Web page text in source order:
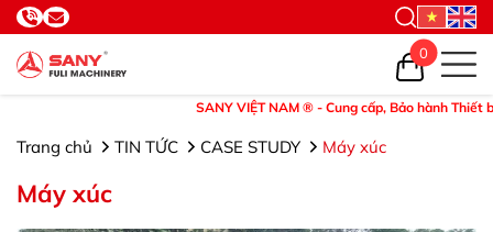
SANY VIỆT NAM ® - Cung cấp, Bảo hành Thiết bị và Phụ
0
Trang chủ TIN TỨC CASE STUDY Máy xúc
Máy xúc